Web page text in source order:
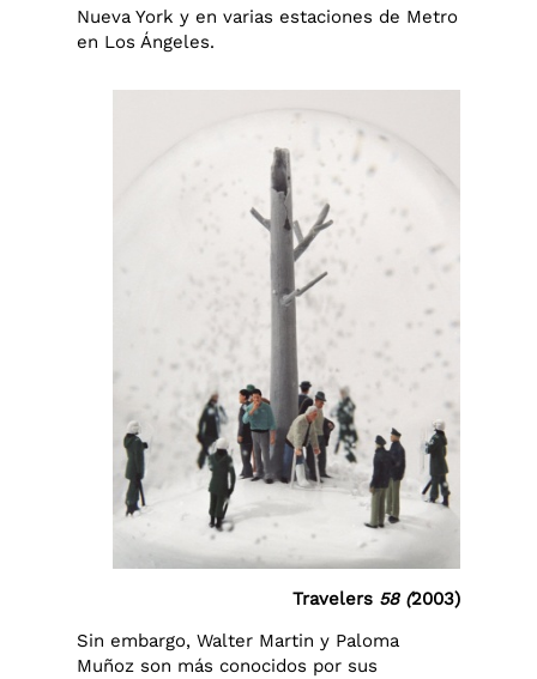
Nueva York y en varias estaciones de Metro
en Los Ángeles.
Travelers 58 (2003)
Sin embargo, Walter Martin y Paloma
Muñoz son más conocidos por sus